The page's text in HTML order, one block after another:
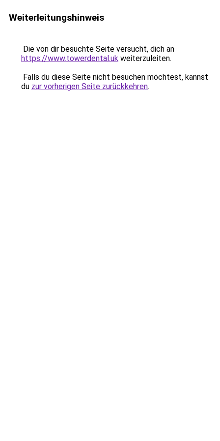
Weiterleitungshinweis
Die von dir besuchte Seite versucht, dich an
https://www.towerdental.uk weiterzuleiten.
Falls du diese Seite nicht besuchen möchtest, kannst
du zur vorherigen Seite zurückkehren.